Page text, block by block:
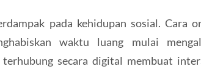
pada kehidupan sosial. Cara
waktu luang mulai
secara digital membuat